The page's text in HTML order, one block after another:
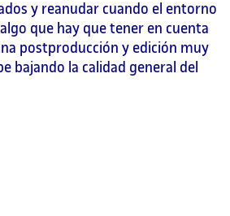
y reanudar cuando el entorno
que hay que tener en cuenta
postproducción y edición muy
bajando la calidad general del